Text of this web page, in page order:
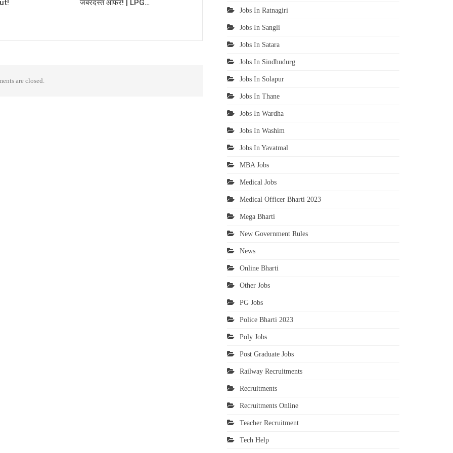
जबरदस्त ऑफर! | LPG…
are closed.
Jobs In Ratnagiri
Jobs In Sangli
Jobs In Satara
Jobs In Sindhudurg
Jobs In Solapur
Jobs In Thane
Jobs In Wardha
Jobs In Washim
Jobs In Yavatmal
MBA Jobs
Medical Jobs
Medical Officer Bharti 2023
Mega Bharti
New Government Rules
News
Online Bharti
Other Jobs
PG Jobs
Police Bharti 2023
Poly Jobs
Post Graduate Jobs
Railway Recruitments
Recruitments
Recruitments Online
Teacher Recruitment
Tech Help